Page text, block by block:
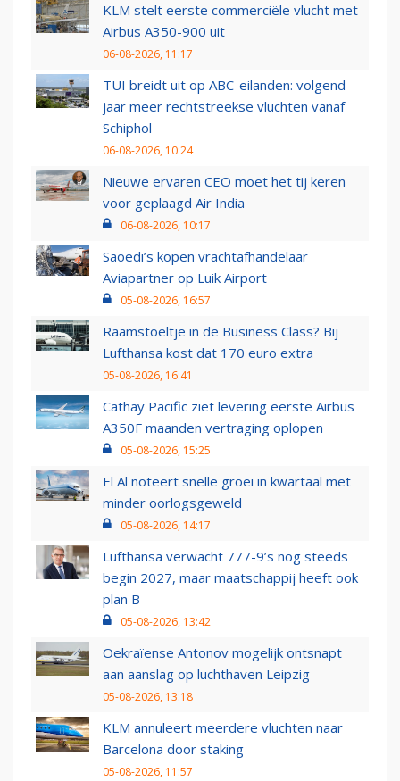
KLM stelt eerste commerciële vlucht met
Airbus A350-900 uit
06-08-2026, 11:17
TUI breidt uit op ABC-eilanden: volgend
jaar meer rechtstreekse vluchten vanaf
Schiphol
06-08-2026, 10:24
Nieuwe ervaren CEO moet het tij keren
voor geplaagd Air India
06-08-2026, 10:17
Saoedi’s kopen vrachtafhandelaar
Aviapartner op Luik Airport
05-08-2026, 16:57
Raamstoeltje in de Business Class? Bij
Lufthansa kost dat 170 euro extra
05-08-2026, 16:41
Cathay Pacific ziet levering eerste Airbus
A350F maanden vertraging oplopen
05-08-2026, 15:25
El Al noteert snelle groei in kwartaal met
minder oorlogsgeweld
05-08-2026, 14:17
Lufthansa verwacht 777-9’s nog steeds
begin 2027, maar maatschappij heeft ook
plan B
05-08-2026, 13:42
Oekraïense Antonov mogelijk ontsnapt
aan aanslag op luchthaven Leipzig
05-08-2026, 13:18
KLM annuleert meerdere vluchten naar
Barcelona door staking
05-08-2026, 11:57